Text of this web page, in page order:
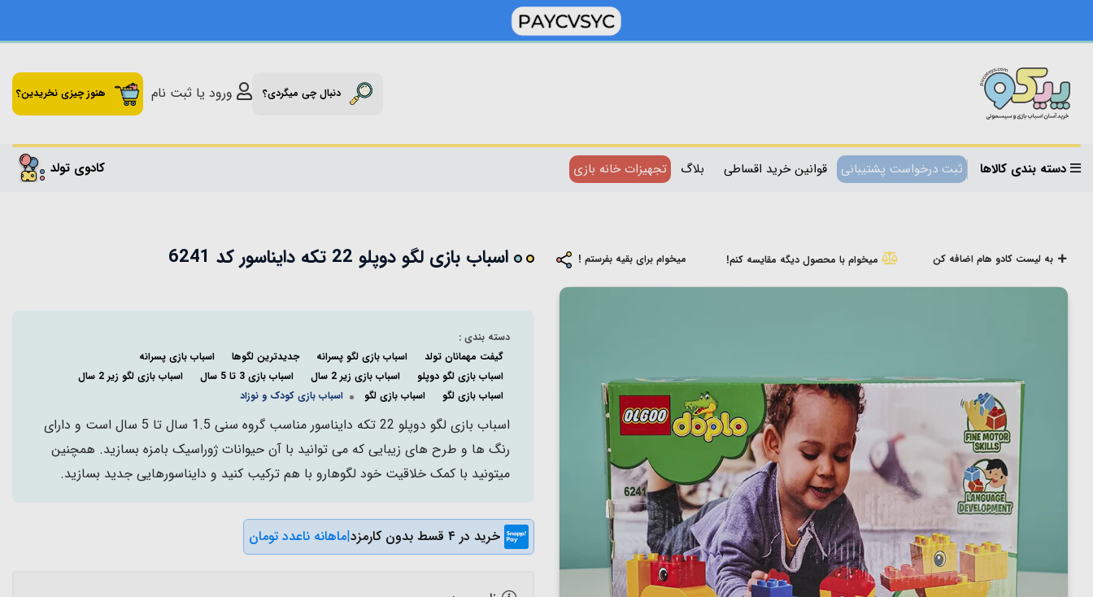
دنبال چی میگردی؟ ورود یا ثبت نام هنوز چیزی نخریدین؟
دسته بندی کالاها ثبت درخواست پشتیبانی قوانین خرید اقساطی بلاگ تجهیزات خانه بازی کادوی تولد
به لیست کادو هام اضافه کن میخوام با محصول دیگه مقایسه کنم! میخوام برای بقیه بفرستم ! اسباب بازی لگو دوپلو 22 تکه دایناسور کد 6241
دسته بندی :
گیفت مهمانان تولد
اسباب بازی لگو پسرانه جدیدترین لگوها
اسباب بازی پسرانه
اسباب بازی لگو دوپلو
اسباب بازی زیر 2 سال اسباب بازی 3 تا 5 سال
اسباب بازی لگو زیر 2 سال
اسباب بازی لگو
اسباب بازی لگو اسباب بازی کودک و نوزاد
اسباب بازی لگو دوپلو 22 تکه دایناسور مناسب گروه سنی 1.5 سال تا 5 سال است و دارای
رنگ ها و طرح های زیبایی که می توانید با آن حیوانات ژوراسیک بامزه بسازید. همچنین
میتونید با کمک خلاقیت خود لگوهارو با هم ترکیب کنید و دایناسورهایی جدید بسازید.
خرید در ۴ قسط بدون کارمزد |ماهانه ناعدد تومان